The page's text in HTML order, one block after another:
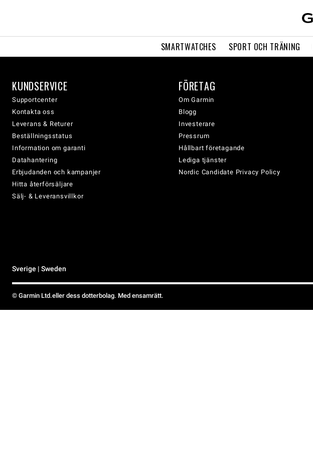
SMARTWATCHES SPORT OCH TRÄNING
KUNDSERVICE
Supportcenter
Kontakta oss
Leverans & Returer
Beställningsstatus
Information om garanti
Datahantering
Erbjudanden och kampanjer
Hitta återförsäljare
Sälj- & Leveransvillkor
FÖRETAG
Om Garmin
Blogg
Investerare
Pressrum
Hållbart företagande
Lediga tjänster
Nordic Candidate Privacy Policy
Sverige | Sweden
© Garmin Ltd.eller dess dotterbolag. Med ensamrätt.